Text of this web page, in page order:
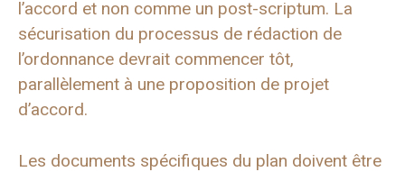
l’accord et non comme un post-scriptum. La
sécurisation du processus de rédaction de
l’ordonnance devrait commencer tôt,
parallèlement à une proposition de projet
d’accord.
Les documents spécifiques du plan doivent être